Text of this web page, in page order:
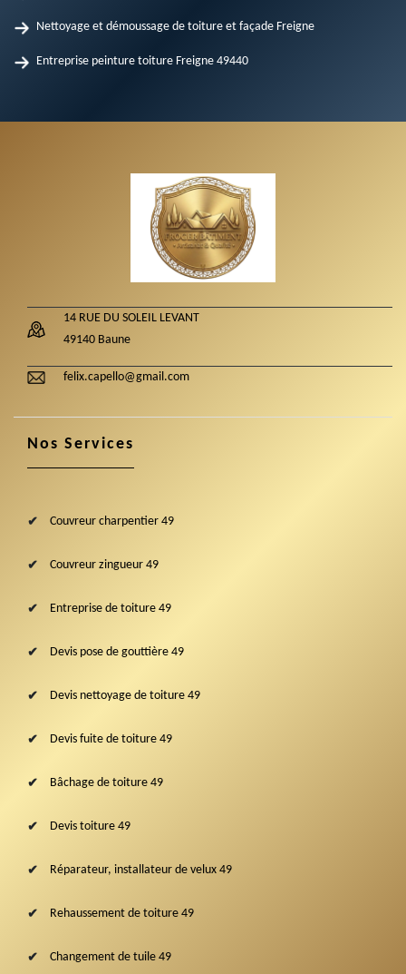
Nettoyage et démoussage de toiture et façade Freigne
Entreprise peinture toiture Freigne 49440
14 RUE DU SOLEIL LEVANT
49140 Baune
felix.capello@gmail.com
Nos Services
Couvreur charpentier 49
Couvreur zingueur 49
Entreprise de toiture 49
Devis pose de gouttière 49
Devis nettoyage de toiture 49
Devis fuite de toiture 49
Bâchage de toiture 49
Devis toiture 49
Réparateur, installateur de velux 49
Rehaussement de toiture 49
Changement de tuile 49